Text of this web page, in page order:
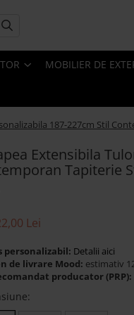
MOBILIER DE
187-227cm Stil
Extensibila
Tapiterie
Lei
personalizabil: Detalii aici
de livrare Mood: estimativ
producator (PRP):
: